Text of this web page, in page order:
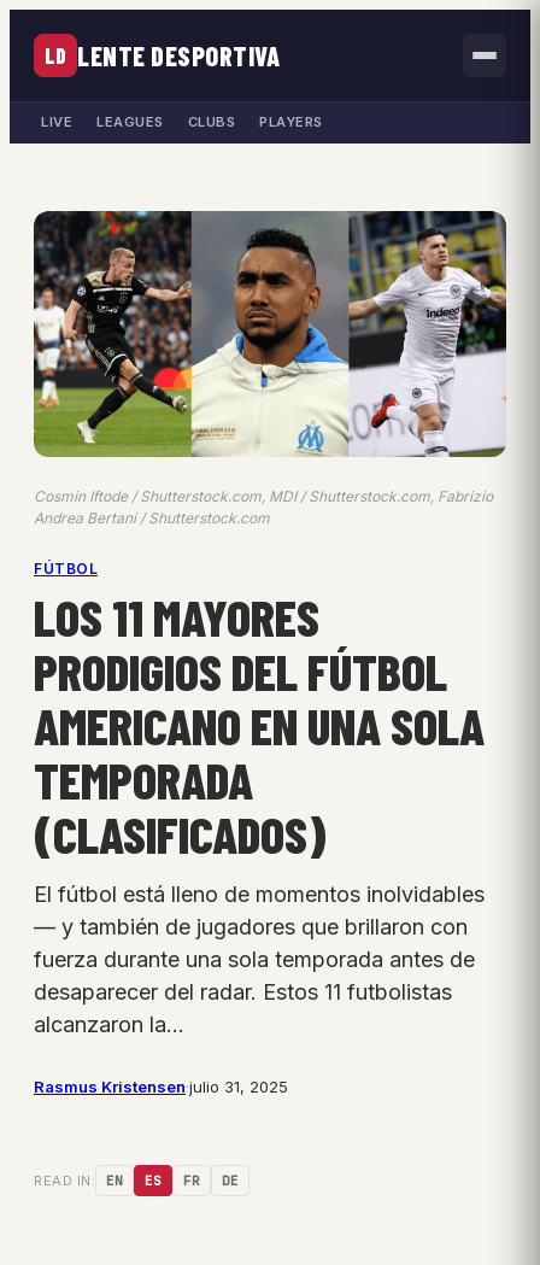
LD LENTE DESPORTIVA
LIVE LEAGUES CLUBS PLAYERS
Cosmin Iftode / Shutterstock.com, MDI / Shutterstock.com, Fabrizio
Andrea Bertani / Shutterstock.com
FÚTBOL
LOS 11 MAYORES
PRODIGIOS DEL FÚTBOL
AMERICANO EN UNA SOLA
TEMPORADA
(CLASIFICADOS)
El fútbol está lleno de momentos inolvidables
— y también de jugadores que brillaron con
fuerza durante una sola temporada antes de
desaparecer del radar. Estos 11 futbolistas
alcanzaron la…
Rasmus Kristensen·julio 31, 2025
READ IN: EN ES FR DE